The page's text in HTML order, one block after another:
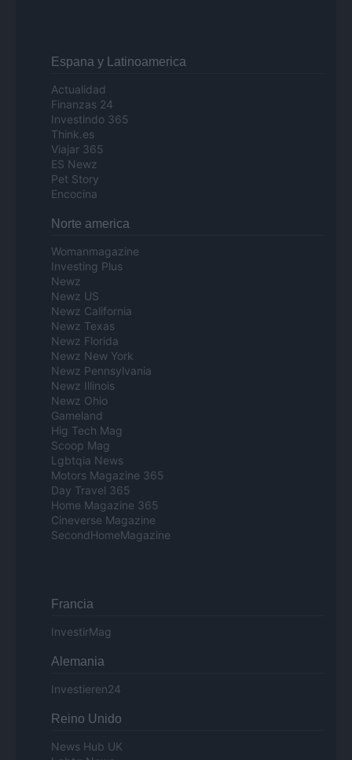
Espana y Latinoamerica
Actualidad
Finanzas 24
Investindo 365
Think.es
Viajar 365
ES Newz
Pet Story
Encocina
Norte america
Womanmagazine
Investing Plus
Newz
Newz US
Newz California
Newz Texas
Newz Florida
Newz New York
Newz Pennsylvania
Newz Illinois
Newz Ohio
Gameland
Hig Tech Mag
Scoop Mag
Lgbtqia News
Motors Magazine 365
Day Travel 365
Home Magazine 365
Cineverse Magazine
SecondHomeMagazine
Francia
InvestirMag
Alemania
Investieren24
Reino Unido
News Hub UK